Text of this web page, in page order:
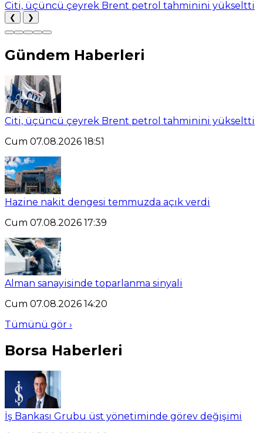
Citi, üçüncü çeyrek Brent petrol tahminini yükseltti
❮ ❯
Gündem Haberleri
Citi, üçüncü çeyrek Brent petrol tahminini yükseltti
Cum 07.08.2026 18:51
Hazine nakit dengesi temmuzda açık verdi
Cum 07.08.2026 17:39
Alman sanayisinde toparlanma sinyali
Cum 07.08.2026 14:20
Tümünü gör ›
Borsa Haberleri
İş Bankası Grubu üst yönetiminde görev değişimi